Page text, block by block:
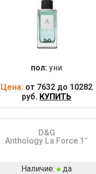
пол: уни
Цена: от 7632 до 10282
руб. КУПИТЬ
D&G
Anthology La Force 11
Наличие: да